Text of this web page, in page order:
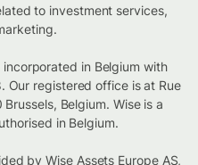
to investment services,
in Belgium with
Our registered office is at Rue
Belgium. Wise is a
in Belgium.
by Wise Assets Europe AS,